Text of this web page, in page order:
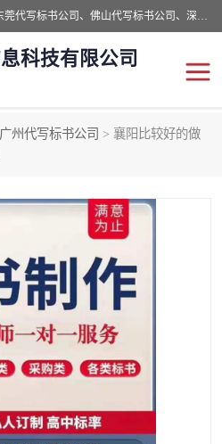
广州中赢信息科技有限公司主营：东莞代写标书公司、佛山代写标书公司、深圳代写标书公司等,食品类标书、工程类类标书,经验丰富的标书制作团队,24小时加急服务,多对一服务。
科技有限公司
广州代写标书公司 > 襄阳比较好的做
广州代写标书公司